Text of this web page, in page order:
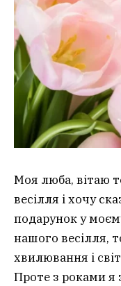
Моя люба, вітаю
весілля і хочу
подарунок у
нашого весілля,
хвилювання і
Проте з роками я